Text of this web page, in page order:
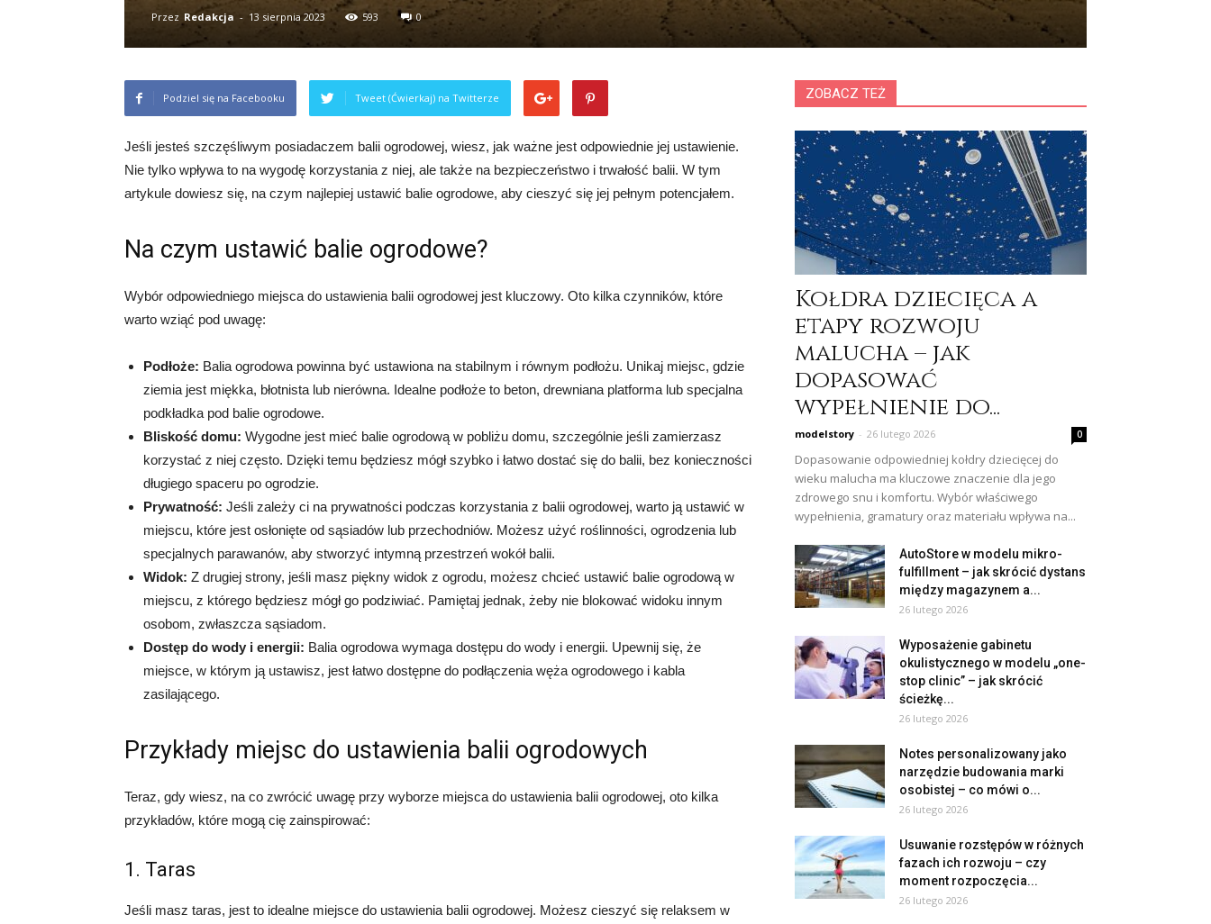
Przez Redakcja - 13 sierpnia 2023 593 0
Podziel się na Facebooku Tweet (Ćwierkaj) na Twitterze
Jeśli jesteś szczęśliwym posiadaczem balii ogrodowej, wiesz, jak ważne jest odpowiednie jej ustawienie.
Nie tylko wpływa to na wygodę korzystania z niej, ale także na bezpieczeństwo i trwałość balii. W tym
artykule dowiesz się, na czym najlepiej ustawić balie ogrodowe, aby cieszyć się jej pełnym potencjałem.
Na czym ustawić balie ogrodowe?
Wybór odpowiedniego miejsca do ustawienia balii ogrodowej jest kluczowy. Oto kilka czynników, które
warto wziąć pod uwagę:
Podłoże: Balia ogrodowa powinna być ustawiona na stabilnym i równym podłożu. Unikaj miejsc, gdzie
ziemia jest miękka, błotnista lub nierówna. Idealne podłoże to beton, drewniana platforma lub specjalna
podkładka pod balie ogrodowe.
Bliskość domu: Wygodne jest mieć balie ogrodową w pobliżu domu, szczególnie jeśli zamierzasz
korzystać z niej często. Dzięki temu będziesz mógł szybko i łatwo dostać się do balii, bez konieczności
długiego spaceru po ogrodzie.
Prywatność: Jeśli zależy ci na prywatności podczas korzystania z balii ogrodowej, warto ją ustawić w
miejscu, które jest osłonięte od sąsiadów lub przechodniów. Możesz użyć roślinności, ogrodzenia lub
specjalnych parawanów, aby stworzyć intymną przestrzeń wokół balii.
Widok: Z drugiej strony, jeśli masz piękny widok z ogrodu, możesz chcieć ustawić balie ogrodową w
miejscu, z którego będziesz mógł go podziwiać. Pamiętaj jednak, żeby nie blokować widoku innym
osobom, zwłaszcza sąsiadom.
Dostęp do wody i energii: Balia ogrodowa wymaga dostępu do wody i energii. Upewnij się, że
miejsce, w którym ją ustawisz, jest łatwo dostępne do podłączenia węża ogrodowego i kabla
zasilającego.
Przykłady miejsc do ustawienia balii ogrodowych
Teraz, gdy wiesz, na co zwrócić uwagę przy wyborze miejsca do ustawienia balii ogrodowej, oto kilka
przykładów, które mogą cię zainspirować:
1. Taras
Jeśli masz taras, jest to idealne miejsce do ustawienia balii ogrodowej. Możesz cieszyć się relaksem w
ZOBACZ TEŻ
Kołdra dziecięca a
etapy rozwoju
malucha – jak
dopasować
wypełnienie do...
modelstory - 26 lutego 2026 0
Dopasowanie odpowiedniej kołdry dziecięcej do
wieku malucha ma kluczowe znaczenie dla jego
zdrowego snu i komfortu. Wybór właściwego
wypełnienia, gramatury oraz materiału wpływa na...
AutoStore w modelu mikro-
fulfillment – jak skrócić dystans
między magazynem a...
26 lutego 2026
Wyposażenie gabinetu
okulistycznego w modelu „one-
stop clinic” – jak skrócić
ścieżkę...
26 lutego 2026
Notes personalizowany jako
narzędzie budowania marki
osobistej – co mówi o...
26 lutego 2026
Usuwanie rozstępów w różnych
fazach ich rozwoju – czy
moment rozpoczęcia...
26 lutego 2026